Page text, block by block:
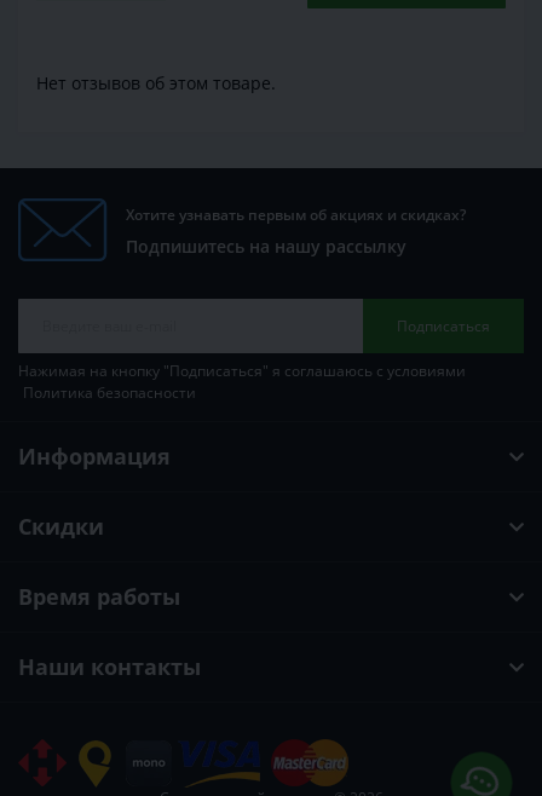
Нет отзывов об этом товаре.
Хотите узнавать первым об акциях и скидках?
Подпишитесь на нашу рассылку
Подписаться
Нажимая на кнопку "Подписаться" я соглашаюсь с условиями
Политика безопасности
Информация
Скидки
Время работы
Наши контакты